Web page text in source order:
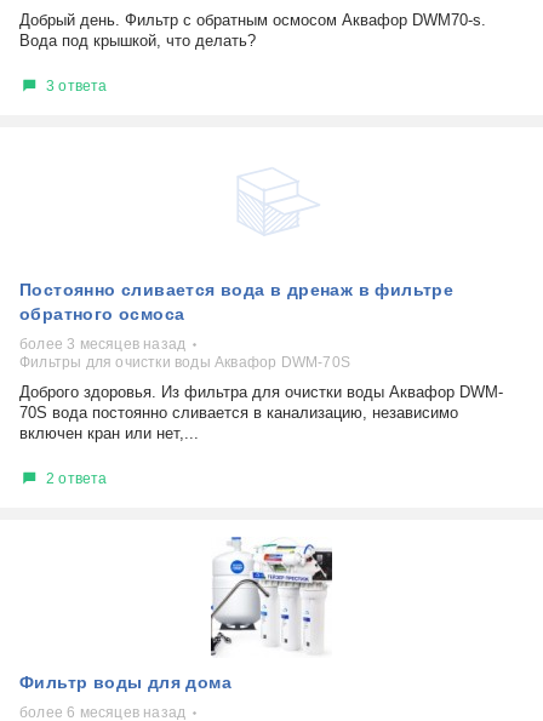
Добрый день. Фильтр с обратным осмосом Аквафор DWM70-s.
Вода под крышкой, что делать?
3 ответа
Постоянно сливается вода в дренаж в фильтре
обратного осмоса
более 3 месяцев назад
Фильтры для очистки воды Аквафор DWM-70S
Доброго здоровья. Из фильтра для очистки воды Аквафор DWM-
70S вода постоянно сливается в канализацию, независимо
включен кран или нет,...
2 ответа
Фильтр воды для дома
более 6 месяцев назад